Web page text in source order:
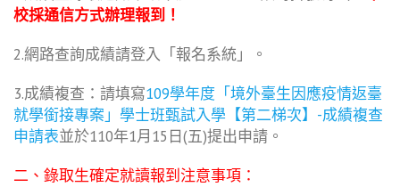
校採通信方式辦理報到！
2.網路查詢成績請登入「報名系統」。
3.成績複查：請填寫109學年度「境外臺生因應疫情返臺
就學銜接專案」學士班甄試入學【第二梯次】-成績複查
申請表並於110年1月15日(五)提出申請。
二、錄取生確定就讀報到注意事項：